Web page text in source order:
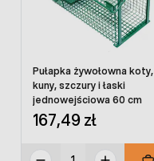
Pułapka żywołowna koty,
kuny, szczury i łaski
jednowejściowa 60 cm
167,49 zł